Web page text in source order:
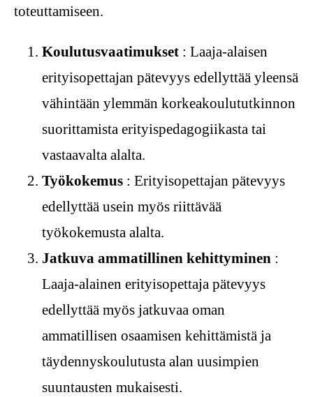
toteuttamiseen.
Koulutusvaatimukset : Laaja-alaisen
erityisopettajan pätevyys edellyttää yleensä
vähintään ylemmän korkeakoulututkinnon
suorittamista erityispedagogiikasta tai
vastaavalta alalta.
Työkokemus : Erityisopettajan pätevyys
edellyttää usein myös riittävää
työkokemusta alalta.
Jatkuva ammatillinen kehittyminen :
Laaja-alainen erityisopettaja pätevyys
edellyttää myös jatkuvaa oman
ammatillisen osaamisen kehittämistä ja
täydennyskoulutusta alan uusimpien
suuntausten mukaisesti.